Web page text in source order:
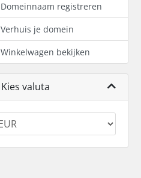
Domeinnaam registreren
Verhuis je domein
Winkelwagen bekijken
Kies valuta